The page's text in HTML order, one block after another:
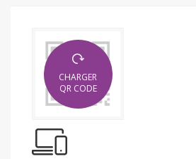
CHARGER
QR CODE